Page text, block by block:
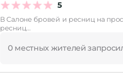
5
В Салоне бровей и ресниц на проспекте Победы
ресниц…
0 местных жителей